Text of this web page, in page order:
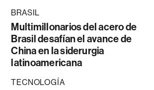
BRASIL
Multimillonarios del acero de
Brasil desafían el avance de
China en la siderurgia
latinoamericana
TECNOLOGÍA